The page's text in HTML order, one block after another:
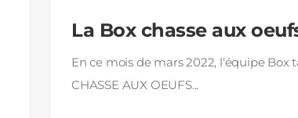
La Box chasse aux
En ce mois de mars 2022, l’équipe Box
CHASSE AUX OEUFS...